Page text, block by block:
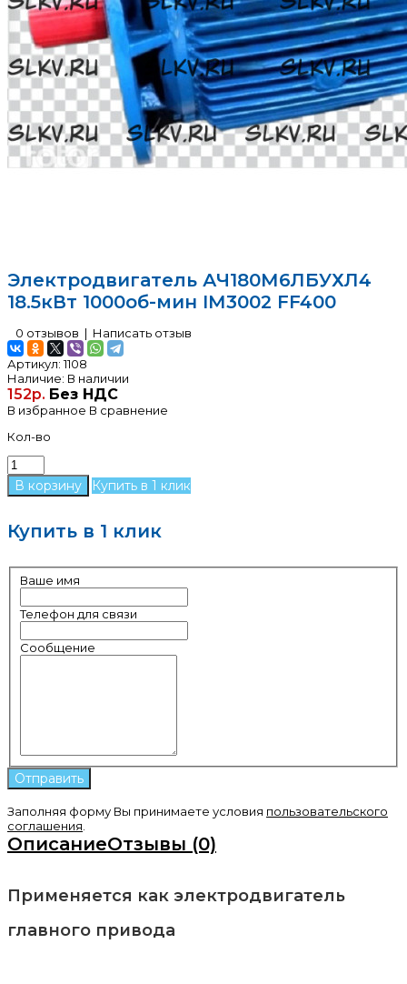
Электродвигатель АЧ180М6ЛБУХЛ4
18.5кВт 1000об-мин IМ3002 FF400
0 отзывов | Написать отзыв
Артикул:1108
Наличие: В наличии
152р. Без НДС
В избранное В сравнение
Кол-во
Купить в 1 клик
Купить в 1 клик
Ваше имя
Телефон для связи
Сообщение
Заполняя форму Вы принимаете условия пользовательского
соглашения
ОписаниеОтзывы (0)
Применяется как электродвигатель
главного привода